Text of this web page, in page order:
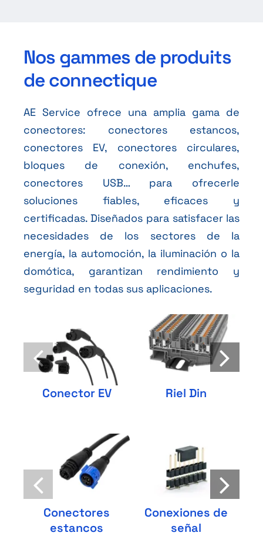
Nos gammes de produits
de connectique
AE Service ofrece una amplia gama de
conectores: conectores estancos,
conectores EV, conectores circulares,
bloques de conexión, enchufes,
conectores USB… para ofrecerle
soluciones fiables, eficaces y
certificadas. Diseñados para satisfacer las
necesidades de los sectores de la
energía, la automoción, la iluminación o la
domótica, garantizan rendimiento y
seguridad en todas sus aplicaciones.
Conector EV Riel Din
Conectores
estancos
Conexiones de
señal